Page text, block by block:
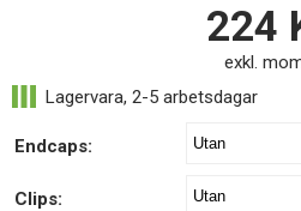
224
exkl.
Endcaps:
Clips: